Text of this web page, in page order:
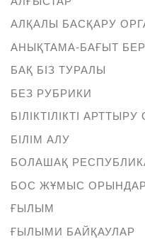
АЛҚАЛЫ БАСҚАРУ
АНЫҚТАМА-БАҒЫТ
БАҚ БІЗ ТУРАЛЫ
БЕЗ РУБРИКИ
БІЛІКТІЛІКТІ
БІЛІМ АЛУ
БОЛАШАҚ
БОС ЖҰМЫС
ҒЫЛЫМ
ҒЫЛЫМИ БАЙҚАУЛАР